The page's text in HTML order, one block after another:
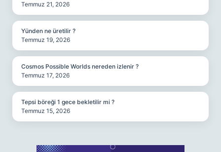
Temmuz 21, 2026
Yünden ne üretilir ?
Temmuz 19, 2026
Cosmos Possible Worlds nereden izlenir ?
Temmuz 17, 2026
Tepsi böreği 1 gece bekletilir mi ?
Temmuz 15, 2026